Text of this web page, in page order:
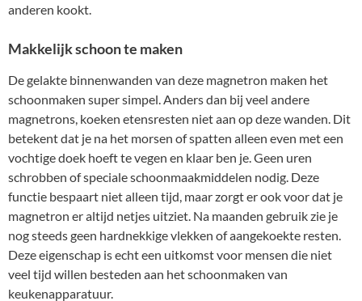
anderen kookt.
Makkelijk schoon te maken
De gelakte binnenwanden van deze magnetron maken het
schoonmaken super simpel. Anders dan bij veel andere
magnetrons, koeken etensresten niet aan op deze wanden. Dit
betekent dat je na het morsen of spatten alleen even met een
vochtige doek hoeft te vegen en klaar ben je. Geen uren
schrobben of speciale schoonmaakmiddelen nodig. Deze
functie bespaart niet alleen tijd, maar zorgt er ook voor dat je
magnetron er altijd netjes uitziet. Na maanden gebruik zie je
nog steeds geen hardnekkige vlekken of aangekoekte resten.
Deze eigenschap is echt een uitkomst voor mensen die niet
veel tijd willen besteden aan het schoonmaken van
keukenapparatuur.